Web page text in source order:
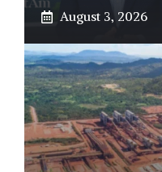
August 3, 2026